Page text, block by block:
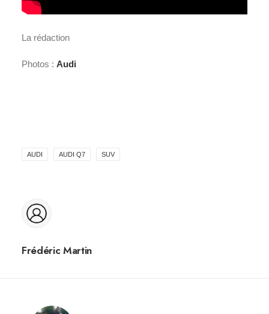
La rédaction
Photos : Audi
AUDI AUDI Q7 SUV
Frédéric Martin